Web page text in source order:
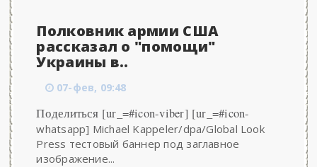
Полковник армии США
рассказал о "помощи"
Украины в..
07-фев, 09:48
Поделиться [ur_=#icon-viber] [ur_=#icon-
whatsapp] Michael Kappeler/dpa/Global Look
Press тестовый баннер под заглавное
изображение...